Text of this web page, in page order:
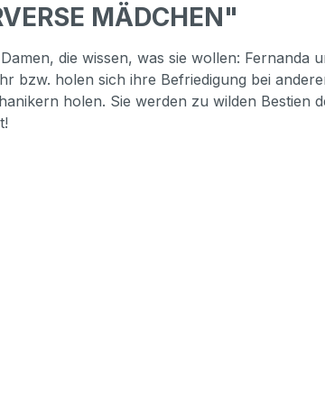
MÄDCHEN"
die wissen, was sie wollen:
bzw. holen sich ihre Befriedigung bei
holen. Sie werden zu wilden Bestien